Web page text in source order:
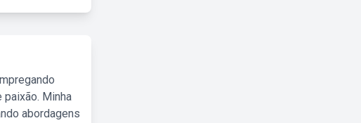
Minha
abordagens